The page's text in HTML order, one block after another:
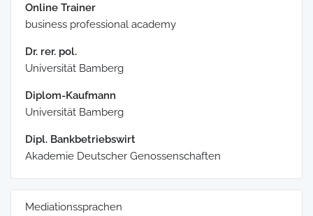
Online Trainer
business professional academy
Dr. rer. pol.
Universität Bamberg
Diplom-Kaufmann
Universität Bamberg
Dipl. Bankbetriebswirt
Akademie Deutscher Genossenschaften
Mediationssprachen